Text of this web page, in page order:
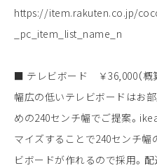
https://item.rakuten.co.jp/
_pc_item_list_name_n
■ テレビボード ￥36,000（概
幅広の低いテレビボードはお
めの240センチ幅でご提案。
マイズすることで240センチ
ビボードが作れるので採用。